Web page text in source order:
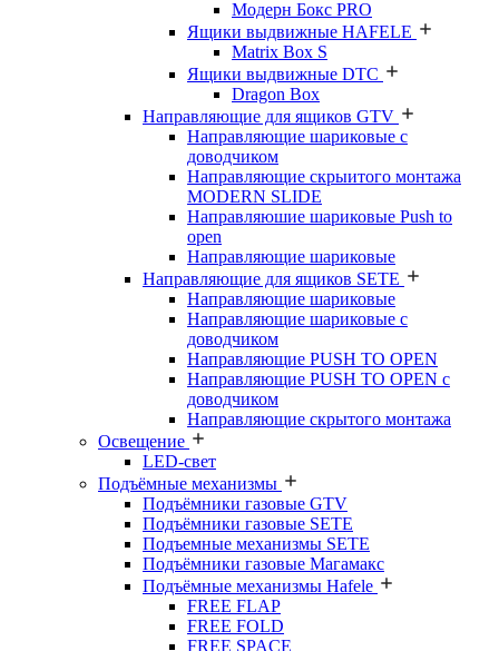
Модерн Бокс PRO
Ящики выдвижные HAFELE
Matrix Box S
Ящики выдвижные DTC
Dragon Box
Направляющие для ящиков GTV
Направляющие шариковые с
доводчиком
Направляющие скрыитого монтажа
MODERN SLIDE
Направляюшие шариковые Push to
open
Направляющие шариковые
Направляющие для ящиков SETE
Направляющие шариковые
Направляющие шариковые с
доводчиком
Направляющие PUSH TO OPEN
Направляющие PUSH TO OPEN с
доводчиком
Направляющие скрытого монтажа
Освещение
LED-свет
Подъёмные механизмы
Подъёмники газовые GTV
Подъёмники газовые SETE
Подъемные механизмы SETE
Подъёмники газовые Магамакс
Подъёмные механизмы Hafele
FREE FLAP
FREE FOLD
FREE SPACE